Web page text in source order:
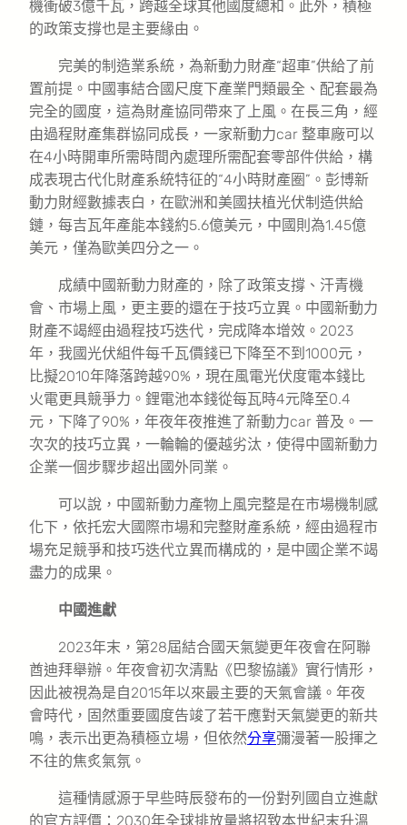
機衝破3億千瓦，跨越全球其他國度總和。此外，積極
的政策支撐也是主要緣由。
完美的制造業系統，為新動力財產“超車”供給了前
置前提。中國事結合國尺度下產業門類最全、配套最為
完全的國度，這為財產協同帶來了上風。在長三角，經
由過程財產集群協同成長，一家新動力car 整車廠可以
在4小時開車所需時間內處理所需配套零部件供給，構
成表現古代化財產系統特征的“4小時財產圈”。彭博新
動力財經數據表白，在歐洲和美國扶植光伏制造供給
鏈，每吉瓦年產能本錢約5.6億美元，中國則為1.45億
美元，僅為歐美四分之一。
成績中國新動力財產的，除了政策支撐、汗青機
會、市場上風，更主要的還在于技巧立異。中國新動力
財產不竭經由過程技巧迭代，完成降本增效。2023
年，我國光伏組件每千瓦價錢已下降至不到1000元，
比擬2010年降落跨越90%，現在風電光伏度電本錢比
火電更具競爭力。鋰電池本錢從每瓦時4元降至0.4
元，下降了90%，年夜年夜推進了新動力car 普及。一
次次的技巧立異，一輪輪的優越劣汰，使得中國新動力
企業一個步驟步超出國外同業。
可以說，中國新動力產物上風完整是在市場機制感
化下，依托宏大國際市場和完整財產系統，經由過程市
場充足競爭和技巧迭代立異而構成的，是中國企業不竭
盡力的成果。
中國進獻
2023年末，第28屆結合國天氣變更年夜會在阿聯
酋迪拜舉辦。年夜會初次清點《巴黎協議》實行情形，
因此被視為是自2015年以來最主要的天氣會議。年夜
會時代，固然重要國度告竣了若干應對天氣變更的新共
鳴，表示出更為積極立場，但依然分享彌漫著一股揮之
不往的焦炙氣氛。
這種情感源于早些時辰發布的一份對列國自立進獻
的官方評價：2030年全球排放量將招致本世紀末升溫